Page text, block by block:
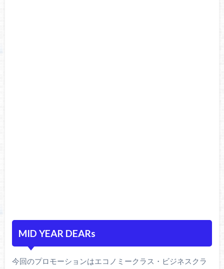
MID YEAR DEARs
今回のプロモーションはエコノミークラス・ビジネスクラ